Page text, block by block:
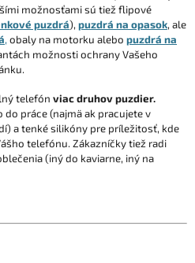
možnosťami sú tiež flipové
puzdrá), puzdrá na opasok, ale
, obaly na motorku alebo puzdrá na
možnosti ochrany Vašeho
telefón viac druhov puzdier.
práce (najmä ak pracujete v
a tenké silikóny pre príležitosť, kde
telefónu. Zákazníčky tiež radi
(iný do kaviarne, iný na